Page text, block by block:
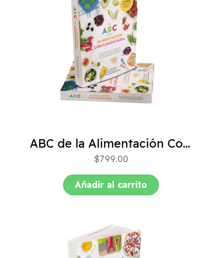
ABC de la Alimentación Complementaria 4ta edición
$799.00
Añadir al carrito